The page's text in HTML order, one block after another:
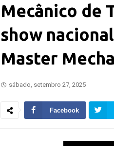
Mecânico de
show
Master
sábado, setembro 27, 2025
Facebook